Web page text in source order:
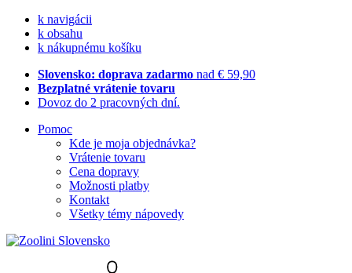
k navigácii
k obsahu
k nákupnému košíku
Slovensko: doprava zadarmo nad € 59,90
Bezplatné vrátenie tovaru
Dovoz do 2 pracovných dní.
Pomoc
Kde je moja objednávka?
Vrátenie tovaru
Cena dopravy
Možnosti platby
Kontakt
Všetky témy nápovedy